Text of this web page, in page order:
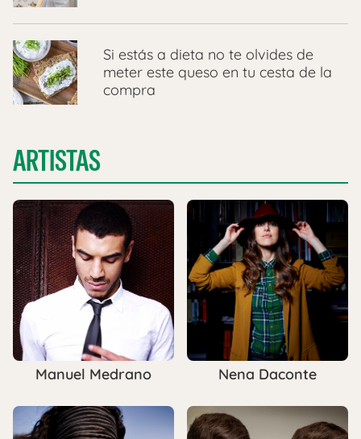
Si estás a dieta no te olvides de
meter este queso en tu cesta de la
compra
ARTISTAS
Manuel Medrano Nena Daconte